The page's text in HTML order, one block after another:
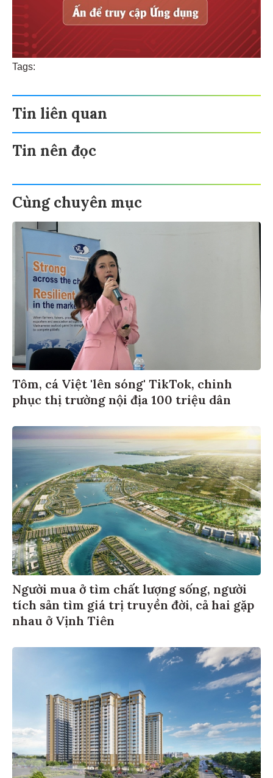
Tags:
Tin liên quan
Tin nên đọc
Cùng chuyên mục
Tôm, cá Việt 'lên sóng' TikTok, chinh
phục thị trường nội địa 100 triệu dân
Người mua ở tìm chất lượng sống, người
tích sản tìm giá trị truyền đời, cả hai gặp
nhau ở Vịnh Tiên